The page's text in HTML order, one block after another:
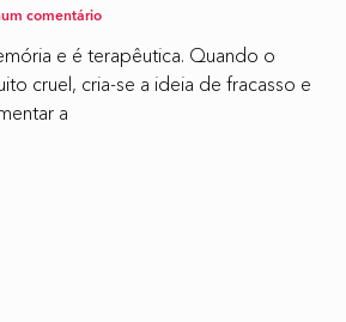
comentário
e é terapêutica. Quando o
cruel, cria-se a ideia de fracasso e
a